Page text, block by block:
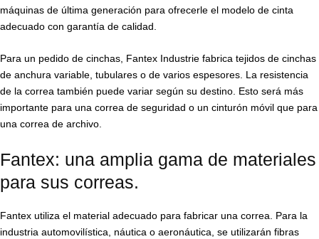
máquinas de última generación para ofrecerle el modelo de cinta
adecuado con garantía de calidad.
Para un pedido de cinchas, Fantex Industrie fabrica tejidos de cinchas
de anchura variable, tubulares o de varios espesores. La resistencia
de la correa también puede variar según su destino. Esto será más
importante para una correa de seguridad o un cinturón móvil que para
una correa de archivo.
Fantex: una amplia gama de materiales
para sus correas.
Fantex utiliza el material adecuado para fabricar una correa. Para la
industria automovilística, náutica o aeronáutica, se utilizarán fibras